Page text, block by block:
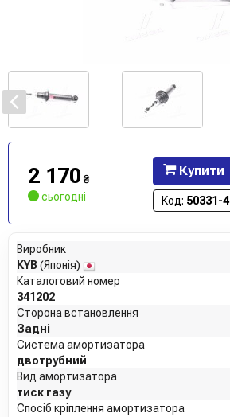
2 170 ₴
сьогодні
Купити
Код: 50331-4
Виробник
KYB (Японія)
Каталоговий номер
341202
Сторона встановлення
Задні
Система амортизатора
двотрубний
Вид амортизатора
тиск газу
Спосіб кріплення амортизатора